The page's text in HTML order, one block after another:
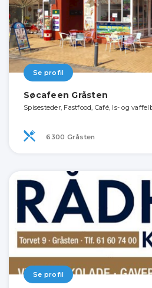
Se profil
Søcafeen Gråsten
Spisesteder, Fastfood, Café, Is- og
6300 Gråsten
Se profil